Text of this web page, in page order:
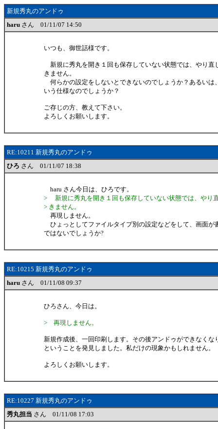
新規秀丸のアンドゥ
haru さん 01/11/07 14:50
いつも、御世話様です。
新規に秀丸を開き１回も保存していない状態では、やり直
きません。
何らかの設定をしないとできないのでしょうか？あるいは
いう仕様なのでしょうか？
ご存じの方、教えて下さい。
よろしくお願いします。
RE:10211 新規秀丸のアンドゥ
ひろ さん 01/11/07 18:38
haru さん今日は、ひろです。
> 新規に秀丸を開き１回も保存していない状態では、やり
> きません。
再現しません。
ひょっとしてファイルタイプ別の設定などをして、画面が
ではないでしょうか?
RE:10215 新規秀丸のアンドゥ
haru さん 01/11/08 09:37
ひろさん、今日は。
> 再現しません。
新規作成後、一回印刷します。その後アンドゥができなくな
ということを発見しました。私だけの現象かもしれません。
よろしくお願いします。
RE:10227 新規秀丸のアンドゥ
秀丸担当 さん 01/11/08 17:03